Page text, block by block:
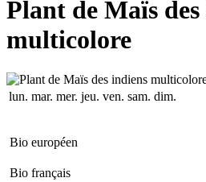
Plant de Maïs
multicolore
lun. mar. mer. jeu. ven. sam. dim.
Bio européen
Bio français